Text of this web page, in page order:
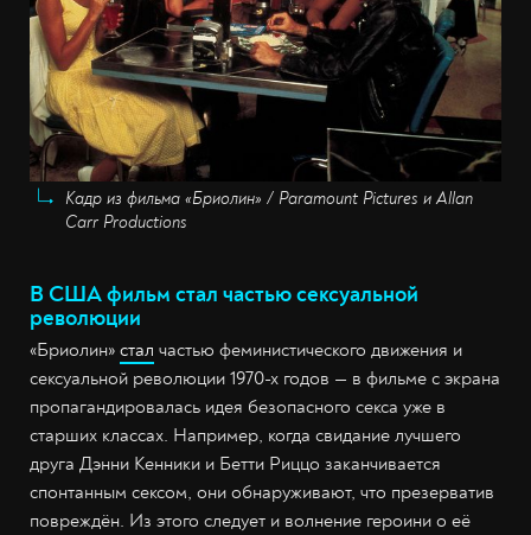
Кадр из фильма «Бриолин» / Paramount Pictures и Allan
Carr Productions
В США фильм стал частью сексуальной
революции
«Бриолин» стал частью феминистического движения и
сексуальной революции 1970-х годов — в фильме с экрана
пропагандировалась идея безопасного секса уже в
старших классах. Например, когда свидание лучшего
друга Дэнни Кенники и Бетти Риццо заканчивается
спонтанным сексом, они обнаруживают, что презерватив
повреждён. Из этого следует и волнение героини о её